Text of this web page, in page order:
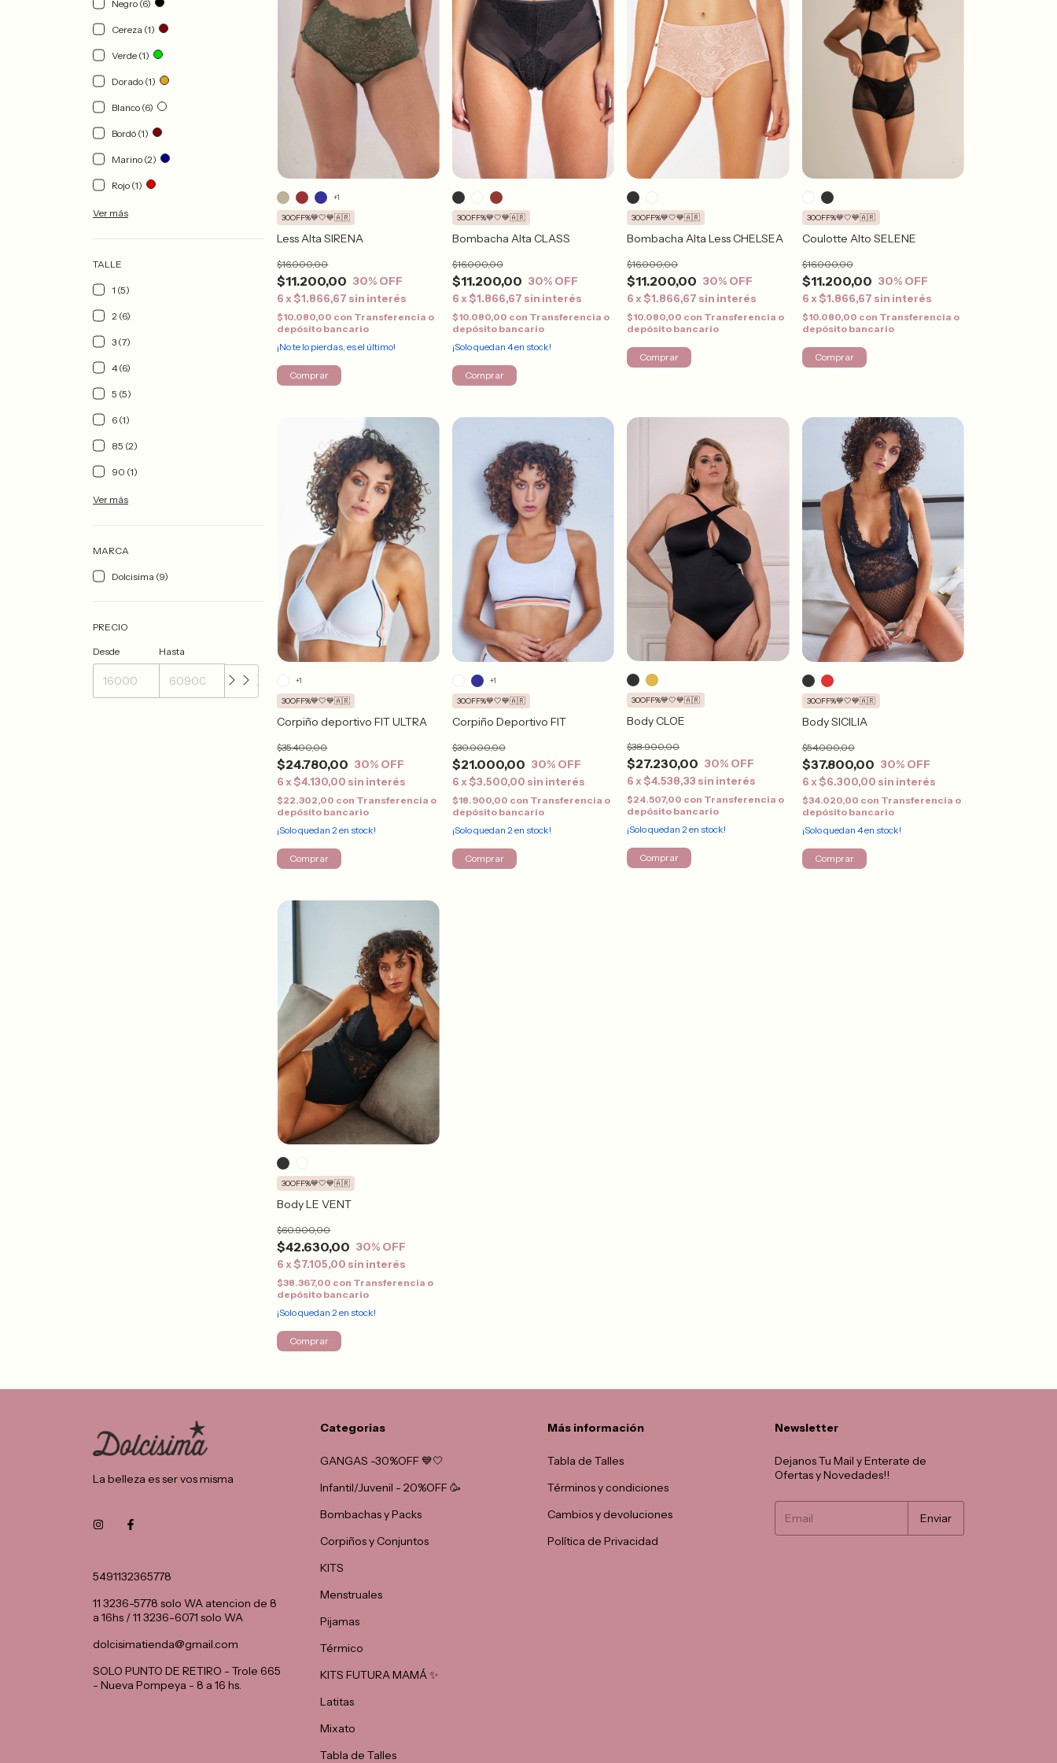
Negro (6)
Cereza (1)
Verde (1)
Dorado (1)
Blanco (6)
Bordó (1)
Marino (2)
Rojo (1)
Ver más
TALLE
1 (5)
2 (6)
3 (7)
4 (6)
5 (5)
6 (1)
85 (2)
90 (1)
Ver más
MARCA
Dolcisima (9)
PRECIO
Desde Hasta
Less Alta SIRENA
$11.200,00
$16.000,00
30% OFF
6 x$1.866,67 sin interés
30OFF%💙🤍💙🇦🇷
$10.080,00 con Transferencia o
depósito bancario
¡No te lo pierdas, es el último!
+1
Comprar
Bombacha Alta CLASS
$11.200,00
$16.000,00
30% OFF
6x$1.866,67 sin interés
30OFF%💙🤍💙🇦🇷
$10.080,00 con Transferencia o
depósito bancario
¡Solo quedan 4en stock!
Comprar
Bombacha Alta Less CHELSEA
$11.200,00
$16.000,00
30% OFF
6x$1.866,67 sin interés
30OFF%💙🤍💙🇦🇷
$10.080,00 con Transferencia o
depósito bancario
Comprar
Coulotte Alto SELENE
$11.200,00
$16.000,00
30% OFF
6 x$1.866,67 sin interés
30OFF%💙🤍💙🇦🇷
$10.080,00 con Transferencia o
depósito bancario
Comprar
Corpiño deportivo FIT ULTRA
$24.780,00
$35.400,00
30% OFF
6 x$4.130,00 sin interés
30OFF%💙🤍💙🇦🇷
$22.302,00 con Transferencia o
depósito bancario
¡Solo quedan2 en stock!
+1
Comprar
Corpiño Deportivo FIT
$21.000,00
$30.000,00
30% OFF
6 x$3.500,00 sin interés
30OFF%💙🤍💙🇦🇷
$18.900,00 con Transferencia o
depósito bancario
¡Solo quedan 2 en stock!
+1
Comprar
Body CLOE
$27.230,00
$38.900,00
30% OFF
6 x$4.538,33 sin interés
30OFF%💙🤍💙🇦🇷
$24.507,00 con Transferencia o
depósito bancario
¡Solo quedan2 en stock!
Comprar
Body SICILIA
$37.800,00
$54.000,00
30% OFF
6 x$6.300,00 sin interés
30OFF%💙🤍💙🇦🇷
$34.020,00 con Transferencia o
depósito bancario
¡Solo quedan 4en stock!
Comprar
Body LE VENT
$42.630,00
$60.900,00
30% OFF
6 x$7.105,00 sin interés
30OFF%💙🤍💙🇦🇷
$38.367,00 con Transferencia o
depósito bancario
¡Solo quedan2en stock!
Comprar
La belleza es ser vos misma
5491132365778
11 3236-5778 solo WA atencion de 8
a 16hs / 11 3236-6071 solo WA
dolcisimatienda@gmail.com
SOLO PUNTO DE RETIRO - Trole 665
- Nueva Pompeya - 8 a 16 hs.
Categorias
GANGAS -30%OFF 💙🤍
Infantil/Juvenil - 20%OFF 🥳
Bombachas y Packs
Corpiños y Conjuntos
KITS
Menstruales
Pijamas
Térmico
KITS FUTURA MAMÁ ✨
Latitas
Mixato
Tabla de Talles
Más información
Tabla de Talles
Términos y condiciones
Cambios y devoluciones
Política de Privacidad
Newsletter
Dejanos Tu Mail y Enterate de
Ofertas y Novedades!!